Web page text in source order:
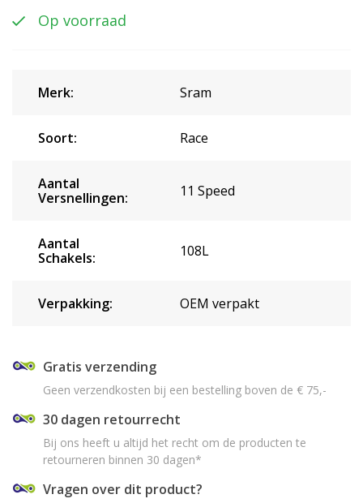
Op voorraad
Merk: Sram
Soort: Race
Aantal
Versnellingen:
11 Speed
Aantal
Schakels:
108L
Verpakking: OEM verpakt
Gratis verzending
Geen verzendkosten bij een bestelling boven de € 75,-
30 dagen retourrecht
Bij ons heeft u altijd het recht om de producten te
retourneren binnen 30 dagen*
Vragen over dit product?